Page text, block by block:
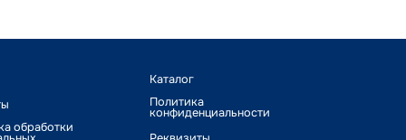
обработки
Каталог
Политика
конфиденциальности